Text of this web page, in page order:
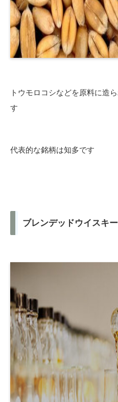
トウモロコシなどを原料に造
す
代表的な銘柄は知多です
ブレンデッドウイスキー